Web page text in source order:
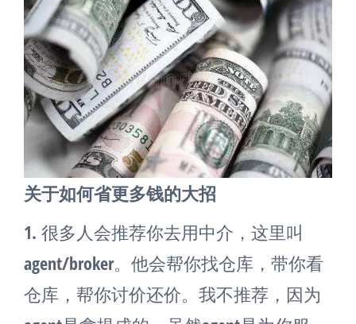
关于如何省更多钱的大招
1. 很多人会推荐你去用中介，这里叫
agent/broker。他会帮你找仓库，带你看
仓库，帮你讨价还价。我不推荐，因为